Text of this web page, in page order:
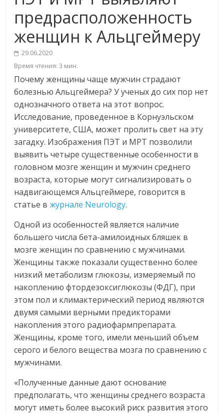
предрасположенность
женщин к Альцгеймеру
29.06.2020
Время чтения:3 мин.
Почему женщины чаще мужчин страдают
болезнью Альцгеймера? У ученых до сих пор нет
однозначного ответа на этот вопрос.
Исследование, проведенное в Корнуэльском
университете, США, может пролить свет на эту
загадку. Изображения ПЭТ и МРТ позволили
выявить четыре существенные особенности в
головном мозге женщин и мужчин среднего
возраста, которые могут сигнализировать о
надвигающемся Альцгеймере, говорится в
статье вжурнале Neurology.
Одной из особенностей является наличие
большего числа бета-амилоидных бляшек в
мозге женщин по сравнению с мужчинами.
Женщины также показали существенно более
низкий метаболизм глюкозы, измеряемый по
накоплению фтордезоксиглюкозы (ФДГ), при
этом пол и климактерический период являются
двумя самыми верными предикторами
накопления этого радиофармпрепарата.
Женщины, кроме того, имели меньший объем
серого и белого вещества мозга по сравнению с
мужчинами.
«Полученные данные дают основание
предполагать, что женщины среднего возраста
могут иметь более высокий риск развития этого